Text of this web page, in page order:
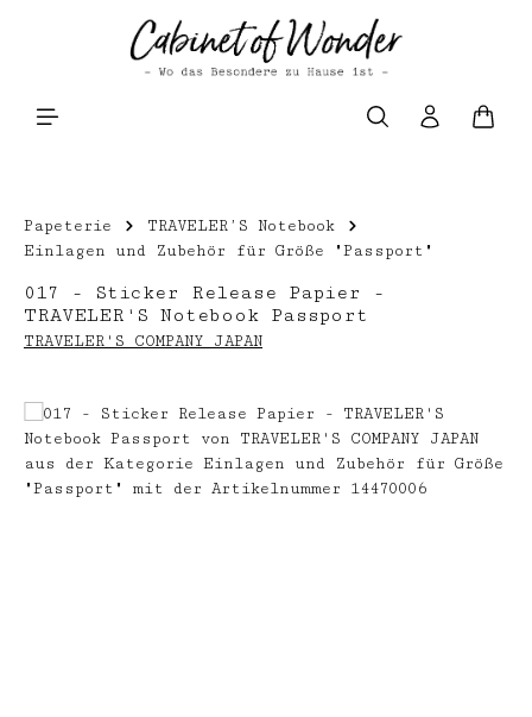
Zum Hauptinhalt springen
Papeterie
TRAVELER’S Notebook
Einlagen und Zubehör für Größe "Passport"
017 - Sticker Release Papier -
TRAVELER'S Notebook Passport
TRAVELER'S COMPANY JAPAN
Bildergalerie überspringen